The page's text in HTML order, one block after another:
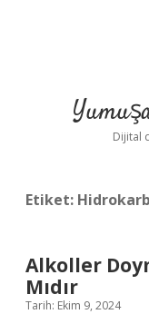
Dijital
Etiket:
Alkoller
Mıdır
Tarih: Ekim 9, 2024